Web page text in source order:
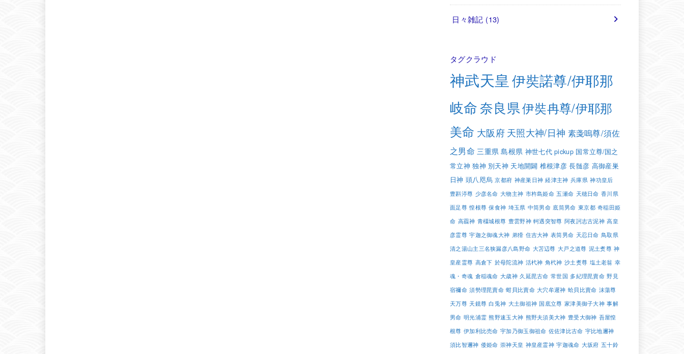
日々雑記 (13)
タグクラウド
神武天皇 伊奘諾尊/伊耶那
岐命奈良県伊奘冉尊/伊耶那
美命 大阪府天照大神/日神 素戔嗚尊/須佐
之男命 三重県 島根県 神世七代 pickup 国常立尊/国之
常立神 独神 別天神 天地開闢 椎根津彦 長髄彦 高御産巣
日神 頭八咫烏 京都府 神産巣日神 経津主神 兵庫県 神功皇后
豊斟渟尊 少彦名命 大物主神 市杵島姫命 五瀬命 天穂日命 香川県
面足尊 惶根尊 保食神 埼玉県 中筒男命 底筒男命 東京都 奇稲田姫
命 高龗神 青橿城根尊 豊雲野神 軻遇突智尊 阿夜訶志古泥神 高皇
彦霊尊 宇迦之御魂大神 弟猾 住吉大神 表筒男命 天忍日命 鳥取県
清之湯山主三名狭漏彦八島野命 大苫辺尊 大戸之道尊 泥土煑尊 神
皇産霊尊 高倉下 於母陀流神 活杙神 角杙神 沙土煑尊 塩土老翁 幸
魂・奇魂 倉稲魂命 大歳神 久延毘古命 常世国 多紀理毘賣命 野見
宿禰命 須勢理毘賣命 蚶貝比賣命 大穴牟遲神 蛤貝比賣命 沫蕩尊
天万尊 天鏡尊 白兎神 大土御祖神 国底立尊 家津美御子大神 事解
男命 明光浦霊 熊野速玉大神 熊野夫須美大神 豊受大御神 吾屋惶
根尊 伊加利比売命 宇加乃御玉御祖命 佐佐津比古命 宇比地邇神
須比智邇神 倭姫命 崇神天皇 神皇産霊神 宇迦魂命 大坂府 五十鈴